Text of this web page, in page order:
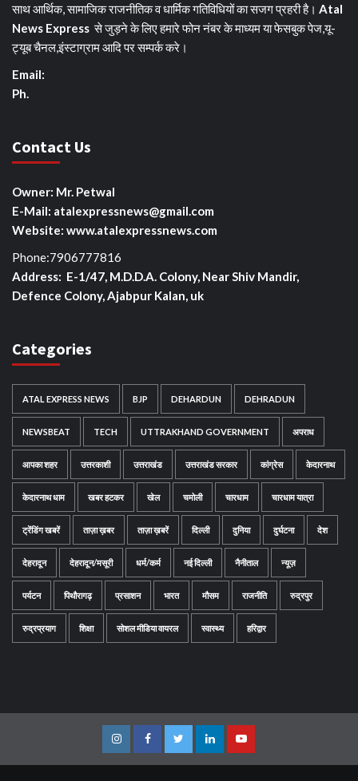
साथ आर्थिक, सामाजिक राजनीतिक व धार्मिक गतिविधियों का सजग प्रहरी है। Atal
News Express से जुड़ने के लिए हमारे फोन नंबर के माध्यम या फेसबुक पेज,यू-
ट्यूब चैनल,इंस्टाग्राम आदि पर सम्पर्क करे।
Email:
Ph.
Contact Us
Owner: Mr. Petwal
E-Mail: atalexpressnews@gmail.com
Website: www.atalexpressnews.com
Phone:7906777816
Address: E-1/47, M.D.D.A. Colony, Near Shiv Mandir,
Defence Colony, Ajabpur Kalan, uk
Categories
ATAL EXPRESS NEWS BJP DEHARDUN DEHRADUN
NEWSBEAT TECH UTTRAKHAND GOVERNMENT अपराध
आपका शहर उत्तरकाशी उत्तराखंड उत्तराखंड सरकार कांग्रेस केदारनाथ
केदारनाथ धाम खबर हटकर खेल चमोली चारधाम चारधाम यात्रा
ट्रेंडिंग खबरें ताज़ा ख़बर ताज़ा ख़बरें दिल्ली दुनिया दुर्घटना देश
देहरादून देहरादून/मसूरी धर्म/कर्म नई दिल्ली नैनीताल न्यूज़
पर्यटन पिथौरागढ़ प्रसाशन भारत मौसम राजनीति रुद्रपुर
रुद्रप्रयाग शिक्षा सोशल मीडिया वायरल स्वास्थ्य हरिद्वार
InstagramFacebookTwitterLinkedinYoutube